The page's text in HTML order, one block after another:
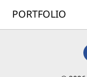
PORTFOLIO